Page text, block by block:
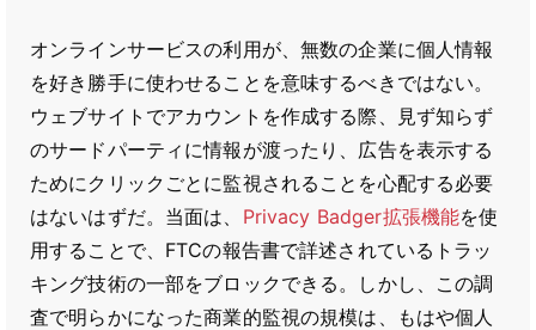
オンラインサービスの利用が、無数の企業に個人情報
を好き勝手に使わせることを意味するべきではない。
ウェブサイトでアカウントを作成する際、見ず知らず
のサードパーティに情報が渡ったり、広告を表示する
ためにクリックごとに監視されることを心配する必要
はないはずだ。当面は、 Privacy Badger拡張機能を使
用することで、FTCの報告書で詳述されているトラッ
キング技術の一部をブロックできる。しかし、この調
査で明らかになった商業的監視の規模は、もはや個人